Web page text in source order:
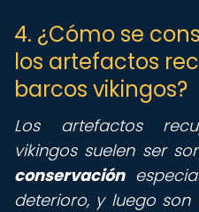
4. ¿Cómo se
los artefactos
barcos vikingos?
Los artefactos
vikingos suelen ser
conservación
deterioro, y luego son